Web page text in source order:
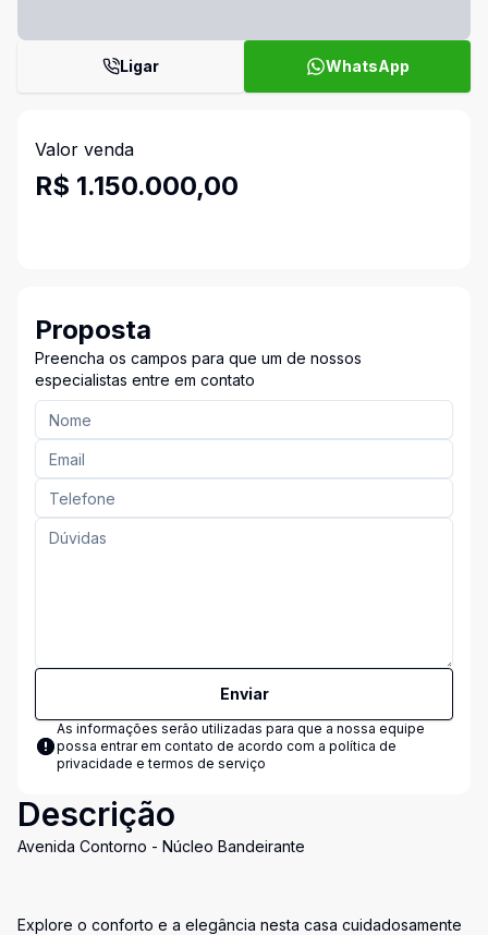
Ligar WhatsApp
Valor venda
R$ 1.150.000,00
Proposta
Preencha os campos para que um de nossos
especialistas entre em contato
Enviar
As informações serão utilizadas para que a nossa equipe
possa entrar em contato de acordo com a política de
privacidade e termos de serviço
Descrição
Avenida Contorno - Núcleo Bandeirante
Explore o conforto e a elegância nesta casa cuidadosamente